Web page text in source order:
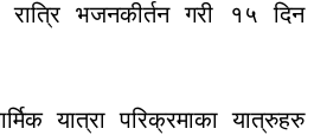
रात्रि भजनकीर्तन गरी १५ दिन
यात्रा परिक्रमाका यात्रुहरु